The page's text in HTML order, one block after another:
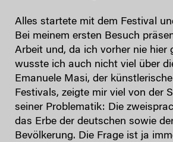
Alles startete mit dem Festival
Bei meinem ersten Besuch
Arbeit und, da ich vorher nie hier
wusste ich auch nicht viel über
Emanuele Masi, der
Festivals, zeigte mir viel von der
seiner Problematik: Die
das Erbe der deutschen sowie
Bevölkerung. Die Frage ist ja